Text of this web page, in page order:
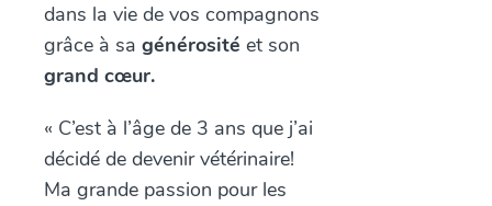
dans la vie de vos compagnons
grâce à sa générosité et son
grand cœur.
« C’est à l’âge de 3 ans que j’ai
décidé de devenir vétérinaire!
Ma grande passion pour les